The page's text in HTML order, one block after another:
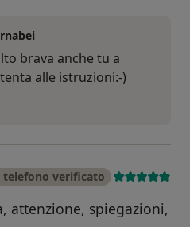
brava anche tu a
alle istruzioni:-)
telefono verificato
attenzione, spiegazioni,